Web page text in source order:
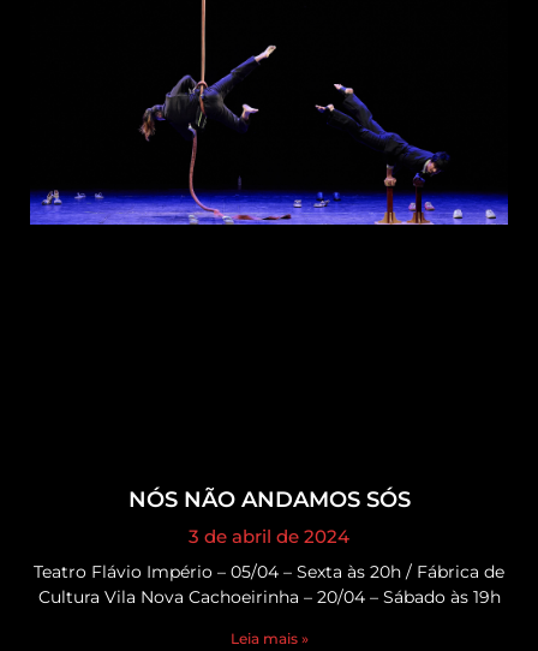
NÓS NÃO ANDAMOS SÓS
3 de abril de 2024
Teatro Flávio Império – 05/04 – Sexta às 20h / Fábrica de
Cultura Vila Nova Cachoeirinha – 20/04 – Sábado às 19h
Leia mais »